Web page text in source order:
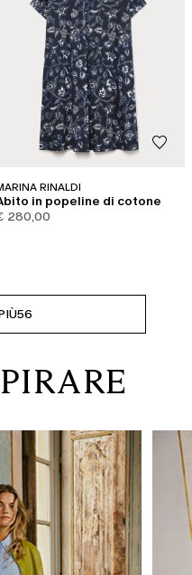
RINALDI
in popeline di cotone
280,00
56